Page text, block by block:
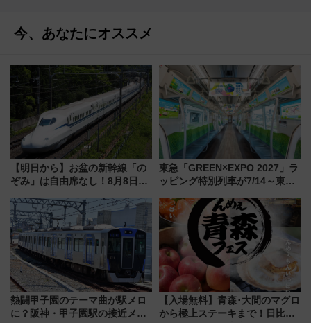
今、あなたにオススメ
【明日から】お盆の新幹線「の
ぞみ」は自由席なし！8月8日午
せば空きが見つかることも 混
雑避ける「空席」探しのコツ
東急「GREEN×EXPO 2027」ラ
ッピング特別列車が7/14～東
ー！ 注目の編成やデザインまと
め
熱闘甲子園のテーマ曲が駅メロ
に？阪神・甲子園駅の接近メロ
【入場無料】青森･大間のマグロ
から極上ステーキまで！日比谷